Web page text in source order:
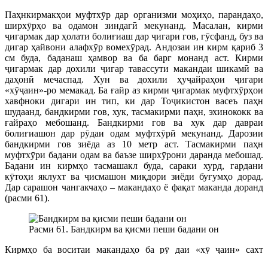
Паҳнкирмакҳои муфтхӯр дар организми моҳиҳо, парандаҳо,
ширхӯрҳо ва одамон зиндагӣ мекунанд. Масалан, кирми
ҷигармак дар ҳолати болиғиаш дар ҷигари гов, гӯсфанд, буз ва
дигар ҳайвони алафхӯр вомехӯрад. Андозаи ин кирм қариб 3
см буда, баданаш ҳамвор ва ба барг монанд аст. Кирми
ҷигармак дар дохили ҷигар тавассути макандаи шикамӣ ва
даҳонӣ мечаспад. Хун ва дохили ҳуҷайраҳои ҷигари
«хӯҷаин»-ро мемакад. Ба ғайр аз кирми ҷигармак муфтхӯрҳои
хавфноки дигари ин тип, ки дар Тоҷикистон васеъ паҳн
шудаанд, бандкирми гов, хук, тасмакирми паҳн, эхинококк ва
ғайраҳо мебошанд. Бандкирми гов ва хук дар давраи
болиғиашон дар рӯдаи одам муфтхӯрӣ мекунанд. Дарозии
бандкирми гов зиёда аз 10 метр аст. Тасмакирми паҳн
муфтхӯри бадани одам ва баъзе ширхӯрони даранда мебошад.
Бадани ин кирмҳо тасмашакл буда, сараки хурд, гардани
кӯтоҳи яклухт ва ҷисмашон миқдори зиёди буғумҳо дорад.
Дар сарашон чангакчаҳо – макандаҳо ё фақат маканда доранд
(расми 61).
Расми 61. Бандкирм ва қисми пеши бадани он
Кирмҳо ба воситаи макандаҳо ба рӯ даи «хӯ ҷаин» сахт